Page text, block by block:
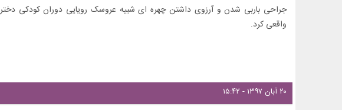
جراحی باربی شدن و آرزوی داشتن چهره ای شبیه عروسک رویایی دوران کودکی
واقعی کرد.
۲۰ آبان ۱۳۹۷ - ۱۵:۴۲